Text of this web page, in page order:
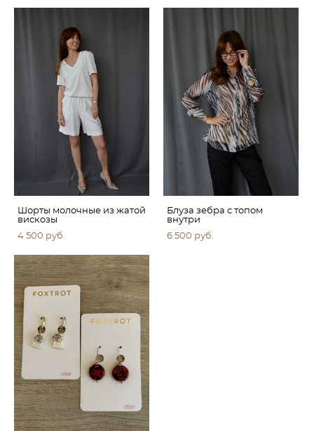
Шорты молочные из жатой
вискозы
4 500 pуб.
Блуза зебра с топом
внутри
6 500 pуб.